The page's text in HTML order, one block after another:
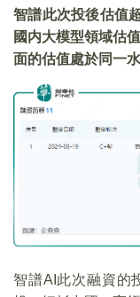
智譜此次投後估值
國内大模型領域估
面的估值處於同一水
智譜AI此次融資的